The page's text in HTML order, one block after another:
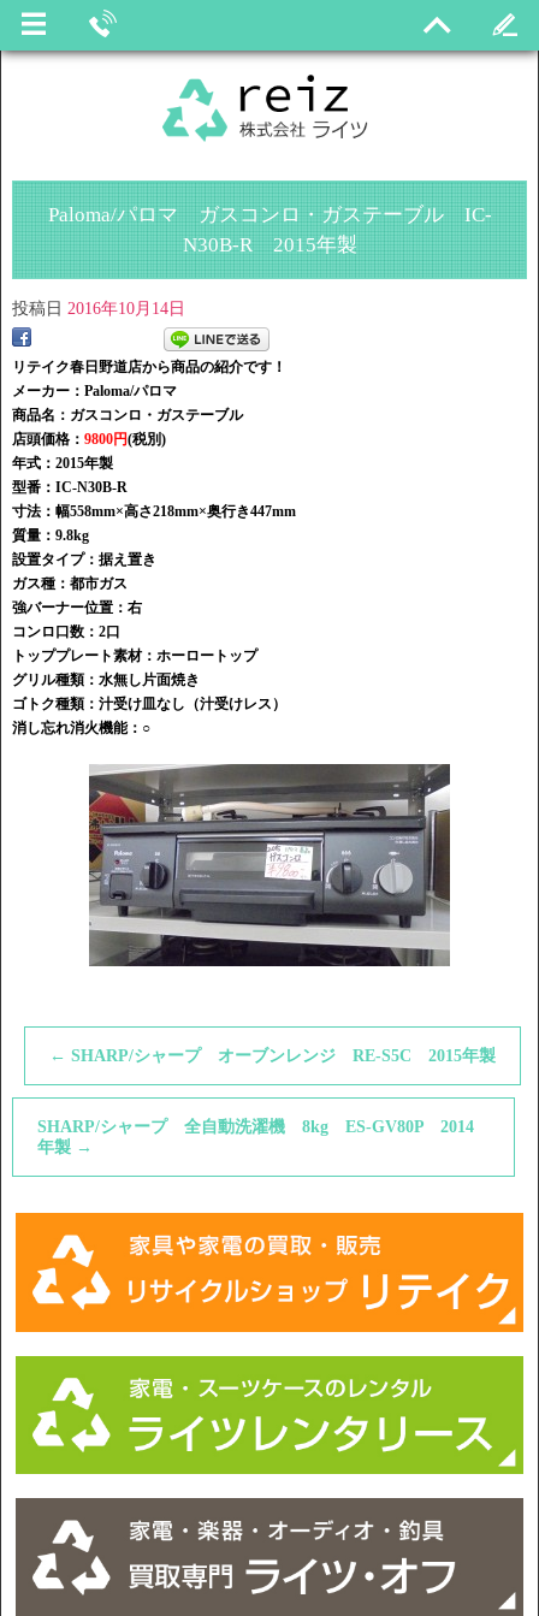
Paloma/パロマ ガスコンロ・ガステーブル IC-
N30B-R 2015年製
投稿日 2016年10月14日
リテイク春日野道店から商品の紹介です！
メーカー：Paloma/パロマ
商品名：ガスコンロ・ガステーブル
店頭価格： 9800円(税別)
年式：2015年製
型番：IC-N30B-R
寸法：幅558mm×高さ218mm×奥行き447mm
質量：9.8kg
設置タイプ：据え置き
ガス種：都市ガス
強バーナー位置：右
コンロ口数：2口
トッププレート素材：ホーロートップ
グリル種類：水無し片面焼き
ゴトク種類： 汁受け皿なし（汁受けレス）
消し忘れ消火機能：○
← SHARP/シャープ オーブンレンジ RE-S5C 2015年製
SHARP/シャープ 全自動洗濯機 8kg ES-GV80P 2014
年製 →